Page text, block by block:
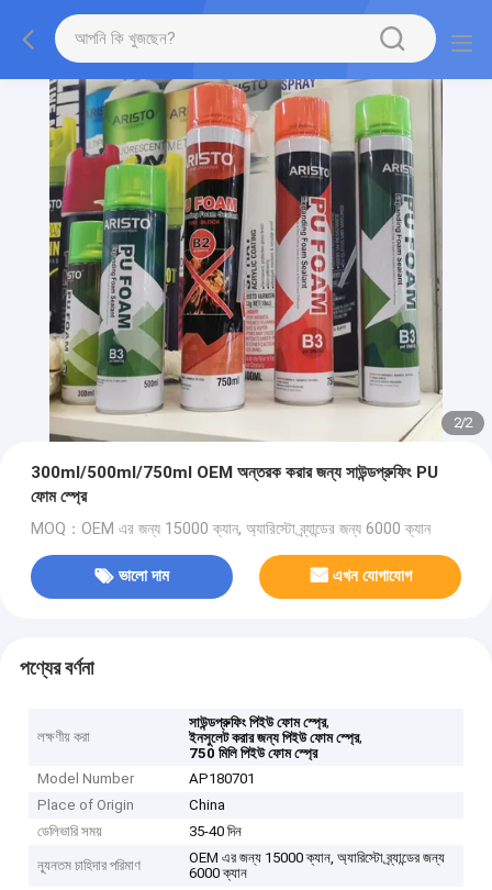
2/2
300ml/500ml/750ml OEM অন্তরক করার জন্য সাউন্ডপ্রুফিং PU
ফোম স্প্রে
MOQ：OEM এর জন্য 15000 ক্যান, অ্যারিস্টো ব্র্যান্ডের জন্য 6000 ক্যান
ভালো দাম এখন যোগাযোগ
পণ্যের বর্ণনা
লক্ষণীয় করা
সাউন্ডপ্রুফিং পিইউ ফোম স্প্রে,
ইনসুলেট করার জন্য পিইউ ফোম স্প্রে,
750 মিলি পিইউ ফোম স্প্রে
Model Number
AP180701
Place of Origin
China
ডেলিভারি সময়
35-40 দিন
ন্যূনতম চাহিদার পরিমাণ
OEM এর জন্য 15000 ক্যান, অ্যারিস্টো ব্র্যান্ডের জন্য
6000 ক্যান